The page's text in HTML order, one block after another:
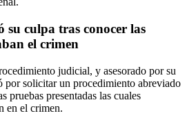
culpa tras conocer las
el crimen
judicial, y asesorado por su
por solicitar un procedimiento abreviado
pruebas presentadas las cuales
en el crimen.